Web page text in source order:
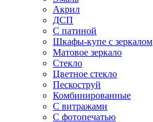
Акрил
ДСП
С патиной
Шкафы-купе с зеркалом
Матовое зеркало
Стекло
Цветное стекло
Пескоструй
Комбинированные
С витражами
С фотопечатью